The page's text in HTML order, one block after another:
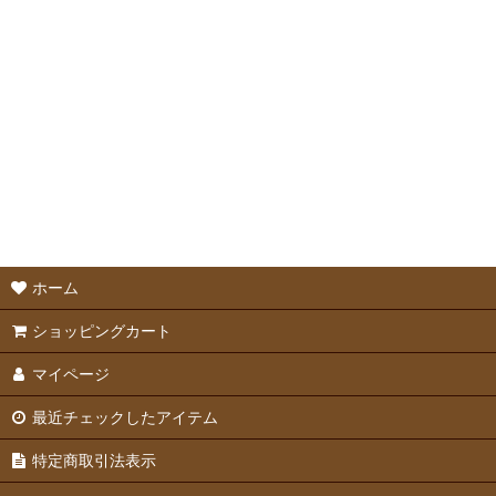
ホーム
ショッピングカート
マイページ
最近チェックしたアイテム
特定商取引法表示